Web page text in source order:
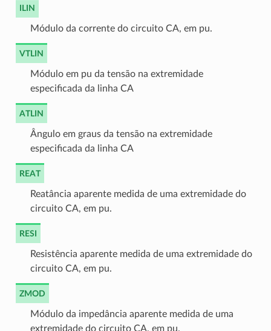
ILIN
Módulo da corrente do circuito CA, em pu.
VTLIN
Módulo em pu da tensão na extremidade
especificada da linha CA
ATLIN
Ângulo em graus da tensão na extremidade
especificada da linha CA
REAT
Reatância aparente medida de uma extremidade do
circuito CA, em pu.
RESI
Resistência aparente medida de uma extremidade do
circuito CA, em pu.
ZMOD
Módulo da impedância aparente medida de uma
extremidade do circuito CA, em pu.